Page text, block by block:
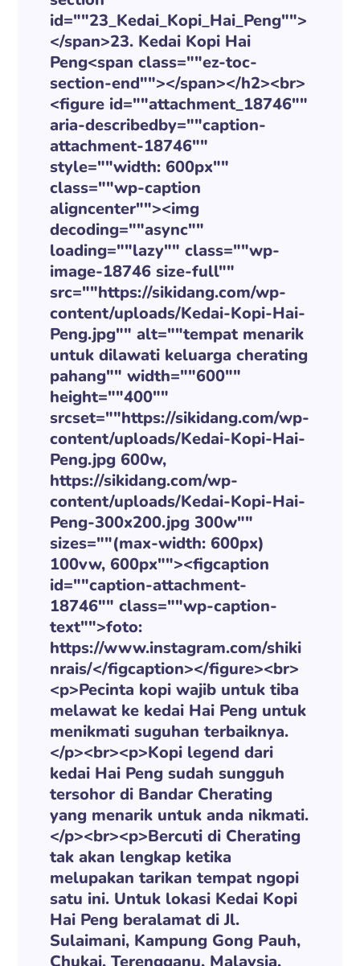
id=""23_Kedai_Kopi_Hai_Peng"">
</span>23. Kedai Kopi Hai
Peng<span class=""ez-toc-
section-end""></span></h2><br>
<figure id=""attachment_18746""
aria-describedby=""caption-
attachment-18746""
style=""width: 600px""
class=""wp-caption
aligncenter""><img
decoding=""async""
loading=""lazy"" class=""wp-
image-18746 size-full""
src=""https://sikidang.com/wp-
content/uploads/Kedai-Kopi-Hai-
Peng.jpg"" alt=""tempat menarik
untuk dilawati keluarga cherating
pahang"" width=""600""
height=""400""
srcset=""https://sikidang.com/wp-
content/uploads/Kedai-Kopi-Hai-
Peng.jpg 600w,
https://sikidang.com/wp-
content/uploads/Kedai-Kopi-Hai-
Peng-300x200.jpg 300w""
sizes=""(max-width: 600px)
100vw, 600px""><figcaption
id=""caption-attachment-
18746"" class=""wp-caption-
text"">foto:
https://www.instagram.com/shiki
nrais/</figcaption></figure><br>
<p>Pecinta kopi wajib untuk tiba
melawat ke kedai Hai Peng untuk
menikmati suguhan terbaiknya.
</p><br><p>Kopi legend dari
kedai Hai Peng sudah sungguh
tersohor di Bandar Cherating
yang menarik untuk anda nikmati.
</p><br><p>Bercuti di Cherating
tak akan lengkap ketika
melupakan tarikan tempat ngopi
satu ini. Untuk lokasi Kedai Kopi
Hai Peng beralamat di Jl.
Sulaimani, Kampung Gong Pauh,
Chukai, Terengganu, Malaysia.